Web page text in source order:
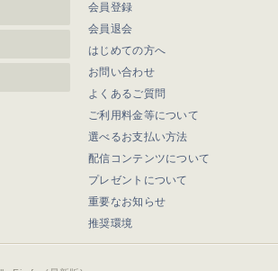
会員登録
会員退会
はじめての方へ
お問い合わせ
よくあるご質問
ご利用料金等について
選べるお支払い方法
配信コンテンツについて
プレゼントについて
重要なお知らせ
推奨環境